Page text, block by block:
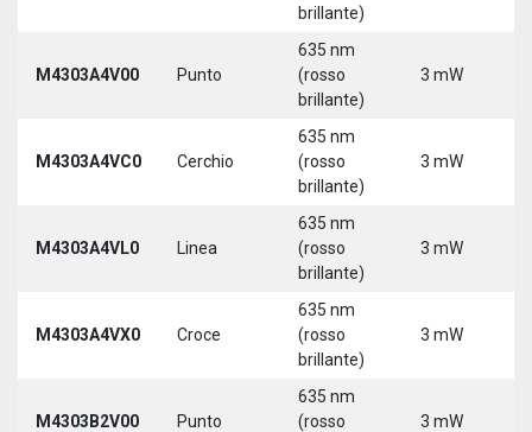
brillante)
M4303A4V00 Punto
635 nm
(rosso
brillante)
3 mW
M4303A4VC0 Cerchio
635 nm
(rosso
brillante)
3 mW
M4303A4VL0 Linea
635 nm
(rosso
brillante)
3 mW
M4303A4VX0 Croce
635 nm
(rosso
brillante)
3 mW
M4303B2V00 Punto
635 nm
(rosso
3 mW